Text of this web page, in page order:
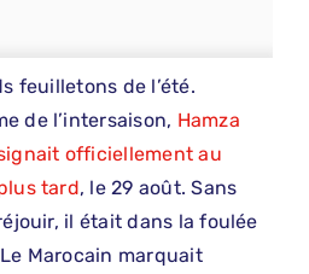
feuilletons de l’été.
de l’intersaison, Hamza
officiellement au
tard, le 29 août. Sans
il était dans la foulée
Marocain marquait